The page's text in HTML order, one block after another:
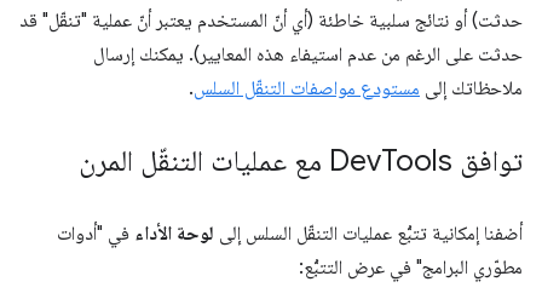
حدثت) أو نتائج سلبية خاطئة (أي أنّ المستخدم يعتبر أنّ عملية "تنقّل" قد
حدثت على الرغم من عدم استيفاء هذه المعايير). يمكنك إرسال
ملاحظاتك إلى مستودع مواصفات التنقّل السلس.
توافق Dev Tools مع عمليات التنقّل المرن
أضفنا إمكانية تتبُّع عمليات التنقّل السلس إلى لوحة الأداء في "أدوات
مطوّري البرامج" في عرض التتبُّع: